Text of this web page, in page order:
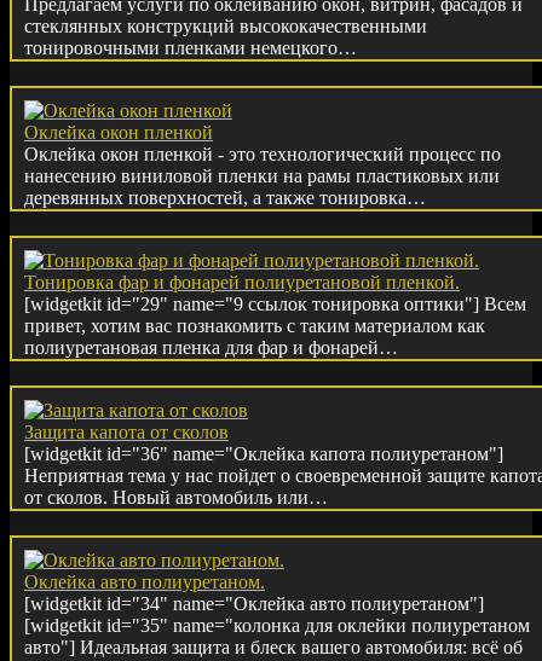
Предлагаем услуги по оклеиванию окон, витрин, фасадов и
стеклянных конструкций высококачественными
тонировочными пленками немецкого…
Оклейка окон пленкой
Оклейка окон пленкой - это технологический процесс по
нанесению виниловой пленки на рамы пластиковых или
деревянных поверхностей, а также тонировка…
Тонировка фар и фонарей полиуретановой пленкой.
[widgetkit id="29" name="9 ссылок тонировка оптики"] Всем
привет, хотим вас познакомить с таким материалом как
полиуретановая пленка для фар и фонарей…
Защита капота от сколов
[widgetkit id="36" name="Оклейка капота полиуретаном"]
Неприятная тема у нас пойдет о своевременной защите
от сколов. Новый автомобиль или…
Оклейка авто полиуретаном.
[widgetkit id="34" name="Оклейка авто полиуретаном"]
[widgetkit id="35" name="колонка для оклейки полиуретаном
авто"] Идеальная защита и блеск вашего автомобиля: всё об